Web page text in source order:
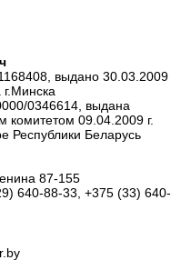
выдано 30.03.2009
г.Минска
0346614, выдана
комитетом 09.04.2009 г.
Республики Беларусь
87-155
640-88-33, +375 (33) 640-